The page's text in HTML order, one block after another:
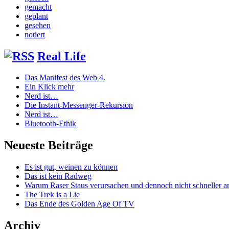
gemacht
geplant
gesehen
notiert
Real Life
Das Manifest des Web 4.
Ein Klick mehr
Nerd ist…
Die Instant-Messenger-Rekursion
Nerd ist…
Bluetooth-Ethik
Neueste Beiträge
Es ist gut, weinen zu können
Das ist kein Radweg
Warum Raser Staus verursachen und dennoch nicht schneller
The Trek is a Lie
Das Ende des Golden Age Of TV
Archiv